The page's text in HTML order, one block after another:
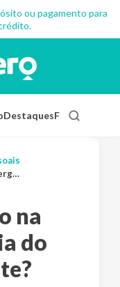
ou pagamento para
DestaquesFinanças
na
do